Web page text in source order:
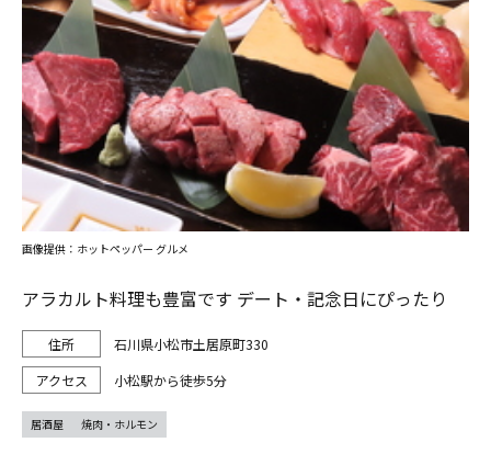
アラカルト料理も豊富です デート・記念日にぴったり
石川県小松市土居原町330
小松駅から徒歩5分
画像提供：ホットペッパー グルメ
居酒屋 焼肉・ホルモン